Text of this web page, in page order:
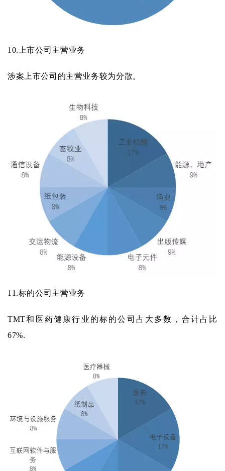
10. 上市公司主营业务
涉案上市公司的主营业务较为分散。
11.标的公司主营业务
TMT和医药健康行业的标的公司占大多数，合计占比
67%.